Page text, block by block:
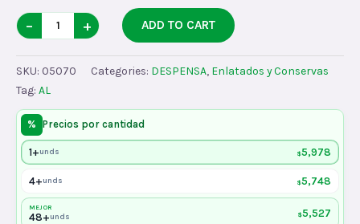
ATUN
ABURRA
ACEx170x48
quantity
− + ADD TO CART
SKU: 05070 Categories: DESPENSA, Enlatados y Conservas
Tag: AL
% Precios por cantidad
1+unds $5,978
4+unds $5,748
MEJOR
48+unds $5,527